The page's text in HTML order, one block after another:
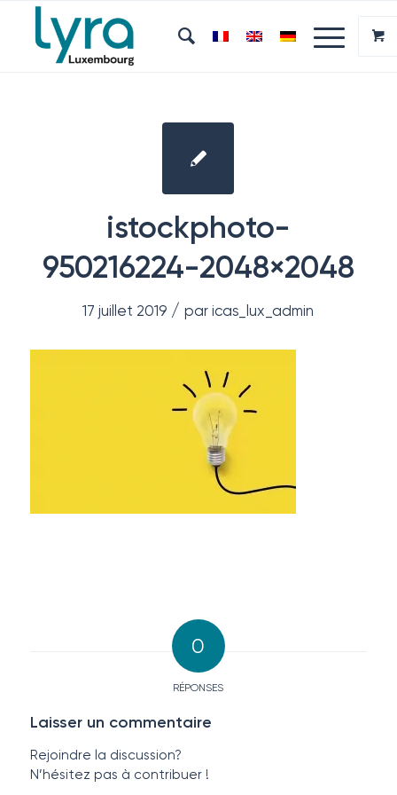
istockphoto-
950216224-2048×2048
17 juillet 2019 / paricas_lux_admin
0
RÉPONSES
Laisser un commentaire
Rejoindre la discussion?
N’hésitez pas à contribuer !